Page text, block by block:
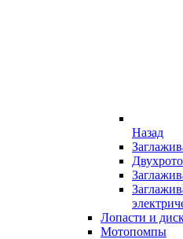
Назад
Лопасти и
Мотопомпы